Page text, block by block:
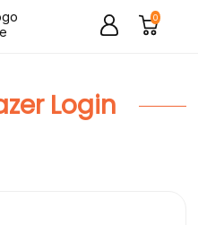
0
Login